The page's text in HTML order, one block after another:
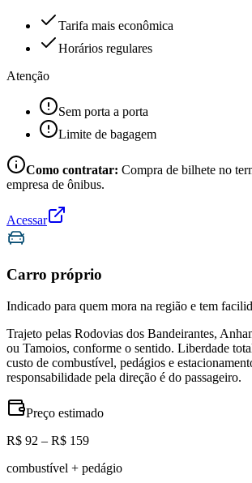
Tarifa mais econômica
Horários regulares
Atenção
Sem porta a porta
Limite de bagagem
Como contratar: Compra de bilhete no
empresa de ônibus.
Acessar
Carro próprio
Indicado para quem mora na região e tem
Trajeto pelas Rodovias dos Bandeirantes,
ou Tamoios, conforme o sentido. Liberdade
custo de combustível, pedágios e
responsabilidade pela direção é do passageiro.
Preço estimado
R$ 92 – R$ 159
combustível + pedágio